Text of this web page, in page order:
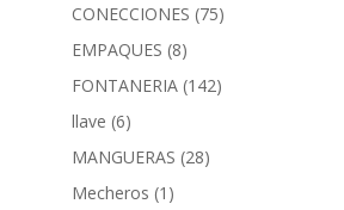
CONECCIONES (75)
EMPAQUES (8)
FONTANERIA (142)
llave (6)
MANGUERAS (28)
Mecheros (1)